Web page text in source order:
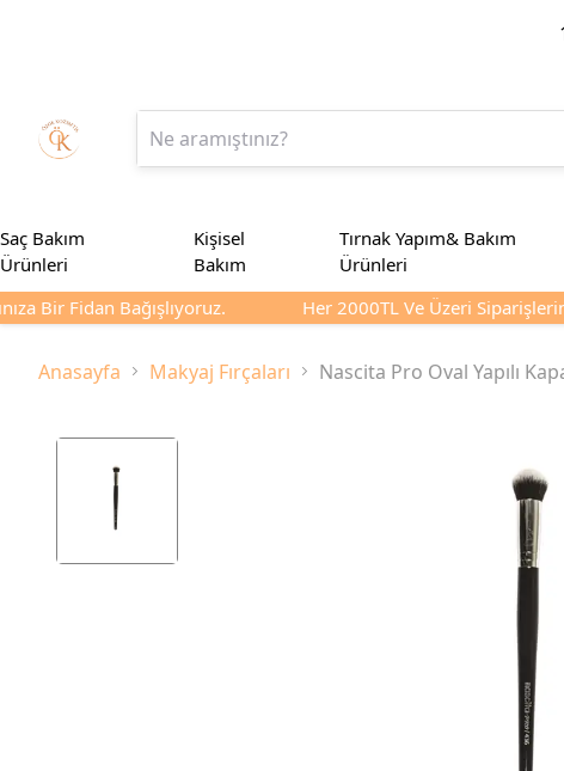
Saç Bakım
Ürünleri
Kişisel
Bakım
Tırnak Yapım& Bakım
Ürünleri
Bir Fidan Bağışlıyoruz. Her 2000TL Ve Üzeri
Anasayfa Makyaj Fırçaları Nascita Pro Oval Yapılı